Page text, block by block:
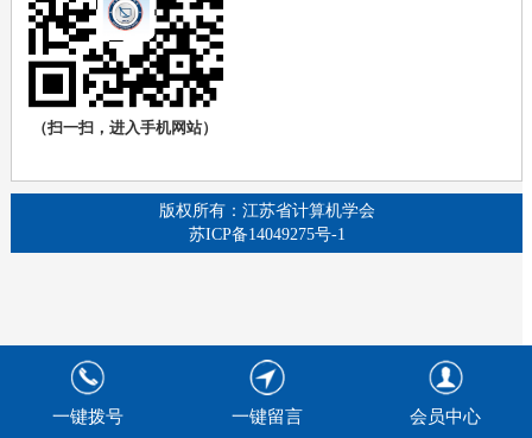
一键拨号 一键留言 会员中心
（扫一扫，进入手机网站）
版权所有：江苏省计算机学会
苏ICP备14049275号-1